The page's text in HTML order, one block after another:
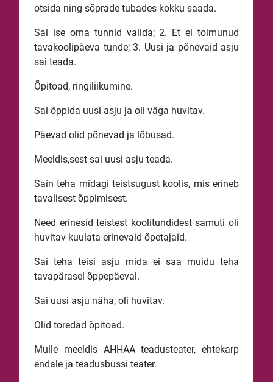
otsida ning sõprade tubades kokku saada.
Sai ise oma tunnid valida; 2. Et ei toimunud
tavakoolipäeva tunde; 3. Uusi ja põnevaid asju
sai teada.
Õpitoad, ringiliikumine.
Sai õppida uusi asju ja oli väga huvitav.
Päevad olid põnevad ja lõbusad.
Meeldis,sest sai uusi asju teada.
Sain teha midagi teistsugust koolis, mis erineb
tavalisest õppimisest.
Need erinesid teistest koolitundidest samuti oli
huvitav kuulata erinevaid õpetajaid.
Sai teha teisi asju mida ei saa muidu teha
tavapärasel õppepäeval.
Sai uusi asju näha, oli huvitav.
Olid toredad õpitoad.
Mulle meeldis AHHAA teadusteater, ehtekarp
endale ja teadusbussi teater.